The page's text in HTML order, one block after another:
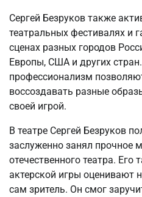
Сергей Безруков также
театральных фестивалях и
сценах разных городов
Европы, США и других
профессионализм
воссоздавать разные
своей игрой.
В театре Сергей Безруков
заслуженно занял прочное
отечественного театра. Его
актерской игры оценивают
сам зритель. Он смог